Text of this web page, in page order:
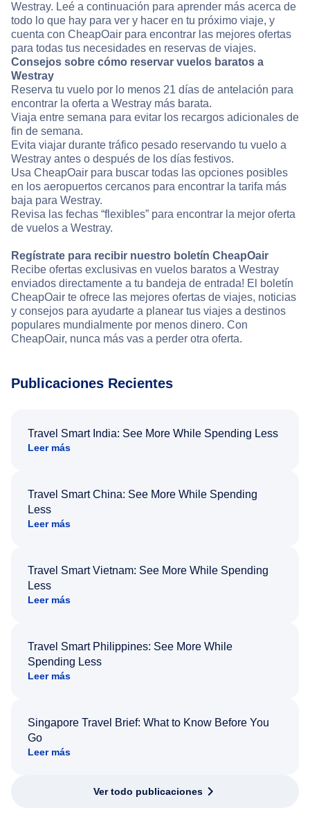
Westray. Leé a continuación para aprender más acerca de
todo lo que hay para ver y hacer en tu próximo viaje, y
cuenta con CheapOair para encontrar las mejores ofertas
para todas tus necesidades en reservas de viajes.
Consejos sobre cómo reservar vuelos baratos a
Westray
Reserva tu vuelo por lo menos 21 días de antelación para
encontrar la oferta a Westray más barata.
Viaja entre semana para evitar los recargos adicionales de
fin de semana.
Evita viajar durante tráfico pesado reservando tu vuelo a
Westray antes o después de los días festivos.
Usa CheapOair para buscar todas las opciones posibles
en los aeropuertos cercanos para encontrar la tarifa más
baja para Westray.
Revisa las fechas “flexibles” para encontrar la mejor oferta
de vuelos a Westray.
Regístrate para recibir nuestro boletín CheapOair
Recibe ofertas exclusivas en vuelos baratos a Westray
enviados directamente a tu bandeja de entrada! El boletín
CheapOair te ofrece las mejores ofertas de viajes, noticias
y consejos para ayudarte a planear tus viajes a destinos
populares mundialmente por menos dinero. Con
CheapOair, nunca más vas a perder otra oferta.
Publicaciones Recientes
Travel Smart India: See More While Spending Less
Leer más
Travel Smart China: See More While Spending
Less
Leer más
Travel Smart Vietnam: See More While Spending
Less
Leer más
Travel Smart Philippines: See More While
Spending Less
Leer más
Singapore Travel Brief: What to Know Before You
Go
Leer más
Ver todo publicaciones